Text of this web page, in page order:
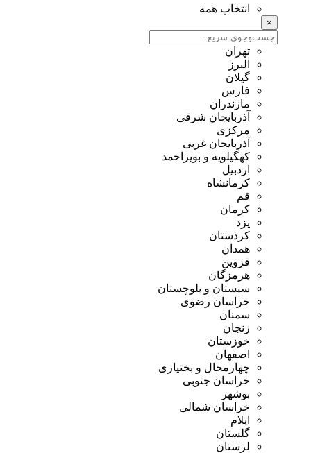
انتخاب همه
×
تهران
البرز
گیلان
فارس
مازندران
آذربایجان شرقی
مرکزی
آذربایجان غربی
کهگیلویه و بویراحمد
اردبیل
کرمانشاه
قم
کرمان
یزد
کردستان
همدان
قزوین
هرمزگان
سیستان و بلوچستان
خراسان رضوی
سمنان
زنجان
خوزستان
اصفهان
چهارمحال و بختیاری
خراسان جنوبی
بوشهر
خراسان شمالی
ایلام
گلستان
لرستان